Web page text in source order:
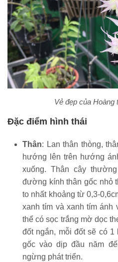
Vẻ đẹp của Hoàng
Đặc điểm hình thái
Thân: Lan thân thòng,
hướng lên trên hướng
xuống. Thân cây
đường kính thân gốc nhỏ
to nhất khoảng từ 0,3-
xanh tím và xanh tím ánh
thể có sọc trắng mờ dọc
đốt ngắn, mỗi đốt sẽ có
gốc vào dịp đầu năm
ngừng phát triển.